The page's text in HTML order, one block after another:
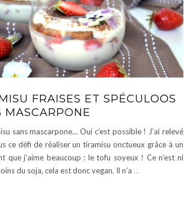
FRAISES ET SPÉCULOOS
MASCARPONE
sans mascarpone… Oui c’est possible ! J’ai relevé
ce défi de réaliser un tiramisu onctueux grâce à un
que j’aime beaucoup : le tofu soyeux ! Ce n’est ni
du soja, cela est donc vegan. Il n’a …